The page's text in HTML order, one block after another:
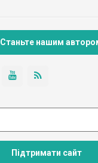
Станьте нашим
Підтримати сайт